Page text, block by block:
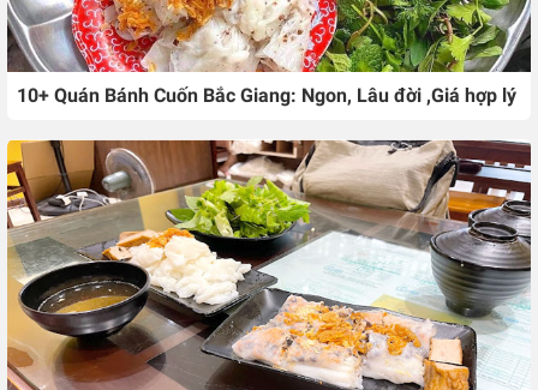
10+ Quán Bánh Cuốn Bắc Giang: Ngon, Lâu đời ,Giá hợp lý